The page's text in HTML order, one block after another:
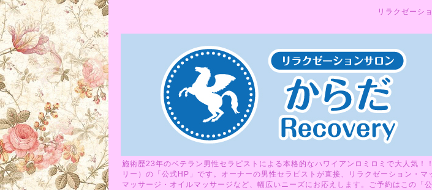
リラクゼーシ
施術歴23年のベテラン男性セラピストによる本格的なハワイアンロミロミで大人気
リー）の「公式HP」です。オーナーの男性セラピストが直接、リラクゼーション・
マッサージ・オイルマッサージなど、幅広いニーズにお応えします。ご予約はこの